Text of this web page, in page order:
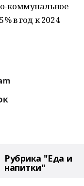
коммунальное
в год к 2024
Рубрика "Еда и
напитки"